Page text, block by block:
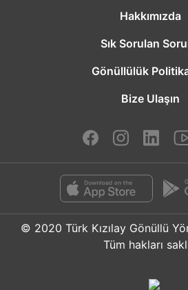
Hakkımızda
Sık Sorulan
Gönüllülük
Bize Ulaşın
© 2020 Türk Kızılay Gönüllü
Tüm hakları